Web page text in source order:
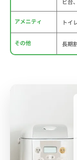
アメニティ トイ
その他 長期